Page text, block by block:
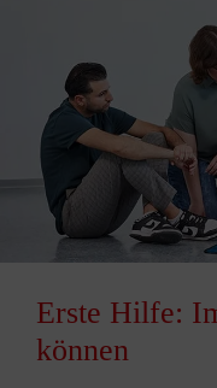
Erste Hilfe:
können